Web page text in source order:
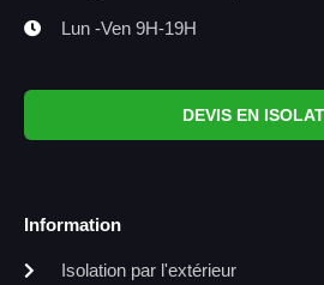
Lun -Ven 9H-19H
DEVIS EN
Information
Isolation par l'extérieur